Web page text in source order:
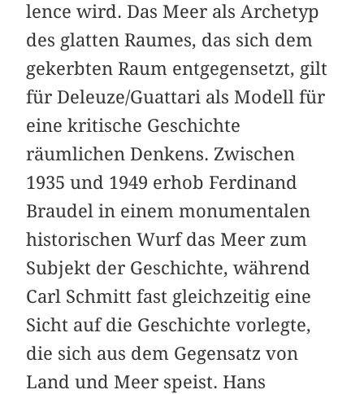
lence wird. Das Meer als Archetyp
des glatten Raumes, das sich dem
gekerbten Raum entgegensetzt, gilt
für Deleuze/Guattari als Modell für
eine kritische Geschichte
räumlichen Denkens. Zwischen
1935 und 1949 erhob Ferdinand
Braudel in einem monumentalen
historischen Wurf das Meer zum
Subjekt der Geschichte, während
Carl Schmitt fast gleichzeitig eine
Sicht auf die Geschichte vorlegte,
die sich aus dem Gegensatz von
Land und Meer speist. Hans